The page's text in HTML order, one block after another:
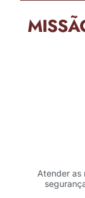
Atender as